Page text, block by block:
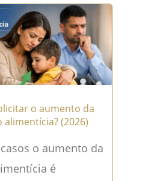
mais poderosas
deseja... Leia mais
o aumento da
alimentícia? (2026)
o aumento da
é